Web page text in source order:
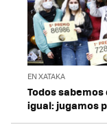
EN XATAKA
Todos
igual: jugamos